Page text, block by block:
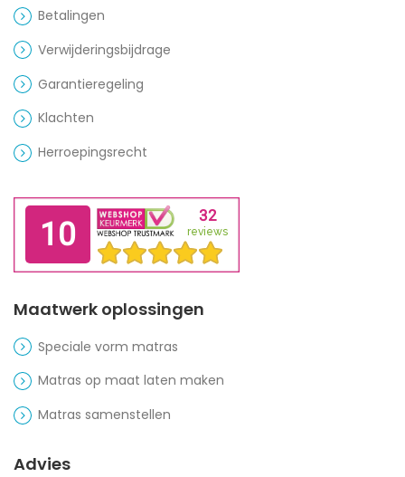
Betalingen
Verwijderingsbijdrage
Garantieregeling
Klachten
Herroepingsrecht
Maatwerk oplossingen
Speciale vorm matras
Matras op maat laten maken
Matras samenstellen
Advies